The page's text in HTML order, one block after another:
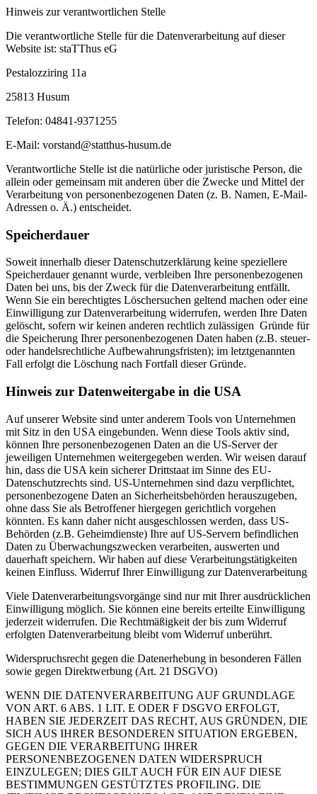
Hinweis zur verantwortlichen Stelle
Die verantwortliche Stelle für die Datenverarbeitung auf dieser
Website ist: staTThus eG
Pestalozziring 11a
25813 Husum
Telefon: 04841-9371255
E-Mail: vorstand@statthus-husum.de
Verantwortliche Stelle ist die natürliche oder juristische Person, die
allein oder gemeinsam mit anderen über die Zwecke und Mittel der
Verarbeitung von personenbezogenen Daten (z. B. Namen, E-Mail-
Adressen o. Ä.) entscheidet.
Speicherdauer
Soweit innerhalb dieser Datenschutzerklärung keine speziellere
Speicherdauer genannt wurde, verbleiben Ihre personenbezogenen
Daten bei uns, bis der Zweck für die Datenverarbeitung entfällt.
Wenn Sie ein berechtigtes Löschersuchen geltend machen oder eine
Einwilligung zur Datenverarbeitung widerrufen, werden Ihre Daten
gelöscht, sofern wir keinen anderen rechtlich zulässigen Gründe für
die Speicherung Ihrer personenbezogenen Daten haben (z.B. steuer-
oder handelsrechtliche Aufbewahrungsfristen); im letztgenannten
Fall erfolgt die Löschung nach Fortfall dieser Gründe.
Hinweis zur Datenweitergabe in die USA
Auf unserer Website sind unter anderem Tools von Unternehmen
mit Sitz in den USA eingebunden. Wenn diese Tools aktiv sind,
können Ihre personenbezogenen Daten an die US-Server der
jeweiligen Unternehmen weitergegeben werden. Wir weisen darauf
hin, dass die USA kein sicherer Drittstaat im Sinne des EU-
Datenschutzrechts sind. US-Unternehmen sind dazu verpflichtet,
personenbezogene Daten an Sicherheitsbehörden herauszugeben,
ohne dass Sie als Betroffener hiergegen gerichtlich vorgehen
könnten. Es kann daher nicht ausgeschlossen werden, dass US-
Behörden (z.B. Geheimdienste) Ihre auf US-Servern befindlichen
Daten zu Überwachungszwecken verarbeiten, auswerten und
dauerhaft speichern. Wir haben auf diese Verarbeitungstätigkeiten
keinen Einfluss. Widerruf Ihrer Einwilligung zur Datenverarbeitung
Viele Datenverarbeitungsvorgänge sind nur mit Ihrer ausdrücklichen
Einwilligung möglich. Sie können eine bereits erteilte Einwilligung
jederzeit widerrufen. Die Rechtmäßigkeit der bis zum Widerruf
erfolgten Datenverarbeitung bleibt vom Widerruf unberührt.
Widerspruchsrecht gegen die Datenerhebung in besonderen Fällen
sowie gegen Direktwerbung (Art. 21 DSGVO)
WENN DIE DATENVERARBEITUNG AUF GRUNDLAGE
VON ART. 6 ABS. 1 LIT. E ODER F DSGVO ERFOLGT,
HABEN SIE JEDERZEIT DAS RECHT, AUS GRÜNDEN, DIE
SICH AUS IHRER BESONDEREN SITUATION ERGEBEN,
GEGEN DIE VERARBEITUNG IHRER
PERSONENBEZOGENEN DATEN WIDERSPRUCH
EINZULEGEN; DIES GILT AUCH FÜR EIN AUF DIESE
BESTIMMUNGEN GESTÜTZTES PROFILING. DIE